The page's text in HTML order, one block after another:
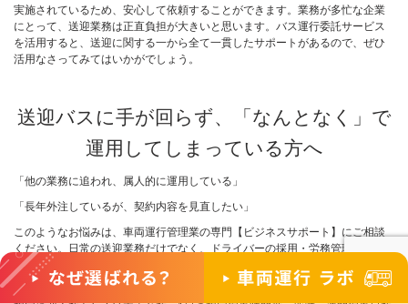
実施されているため、安心して依頼することができます。業務が多忙な企業
にとって、送迎業務は正直負担が大きいと思います。バス運行委託サービス
を活用すると、送迎に関する一から全て一貫したサポートがあるので、ぜひ
活用なさってみてはいかがでしょう。
送迎バスに手が回らず、「なんとなく」で
運用してしまっている方へ
「他の業務に追われ、属人的に運用している」
「長年外注しているが、契約内容を見直したい」
このようなお悩みは、車両運行管理業の専門【ビジネスサポート】にご相談
ください。日常の送迎業務だけでなく、ドライバーの採用・労務管理、送迎
ルートの作成、車両点検、もしもの事故対応まですべて請け負います。ご用
意していただくのは車両だけです。